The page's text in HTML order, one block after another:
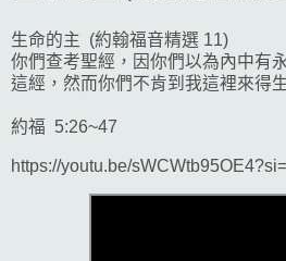
生命的主 (約翰福音精選 11)
你們查考聖經，因你們以為內中有
這經，然而你們不肯到我這裡來得
約福 5:26~47
https://youtu.be/